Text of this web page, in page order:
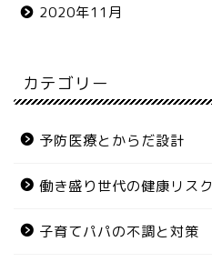
2020年11月
カテゴリー
予防医療とからだ設計
働き盛り世代の健康リスク
子育てパパの不調と対策